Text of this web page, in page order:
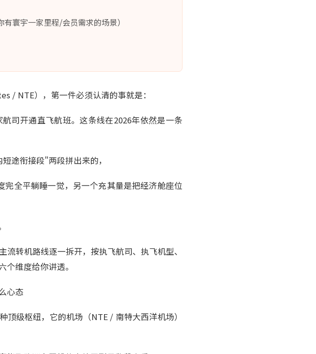
寰宇一家里程/会员需求的场景）
/ NTE），第一件必须认清的事就是：
司开通直飞航班。这条线在2026年依然是一条
途衔接段"两段拼出来的，
全平躺睡一觉，另一个充其量是把经济舱座位
转机路线逐一拆开，按执飞航司、执飞机型、
维度给你讲透。
心态
级枢纽，它的机场（NTE / 南特大西洋机场）